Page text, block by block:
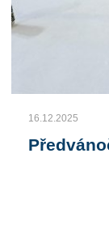
16.12.2025